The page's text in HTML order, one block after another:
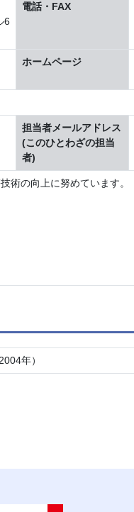
6
電話・FAX
ホームページ
担当者メールアドレス
(このひとわざの担当
者)
術の向上に努めています。
年）